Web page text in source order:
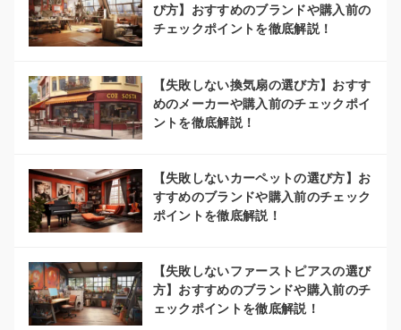
び方】おすすめのブランドや購入前の
チェックポイントを徹底解説！
【失敗しない換気扇の選び方】おすす
めのメーカーや購入前のチェックポイ
ントを徹底解説！
【失敗しないカーペットの選び方】お
すすめのブランドや購入前のチェック
ポイントを徹底解説！
【失敗しないファーストピアスの選び
方】おすすめのブランドや購入前のチ
ェックポイントを徹底解説！